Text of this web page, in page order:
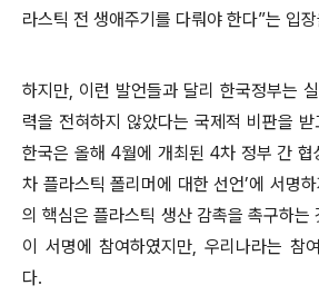
라스틱 전 생애주기를 다뤄야 한다”는 입
하지만, 이런 발언들과 달리 한국정부는
력을 전혀하지 않았다는 국제적 비판을
한국은 올해 4월에 개최된 4차 정부 간 협
차 플라스틱 폴리머에 대한 선언’에 서명
의 핵심은 플라스틱 생산 감촉을 촉구하
이 서명에 참여하였지만, 우리나라는 참
다.